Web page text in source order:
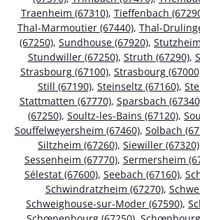
Traenheim (67310), Tieffenbach
Thal-Marmoutier (67440), Thal-
(67250), Sundhouse (67920),
Stundwiller (67250), Struth (67290),
Strasbourg (67100), Strasbourg
Still (67190), Steinseltz (67160),
Stattmatten (67770), Sparsbach
(67250), Soultz-les-Bains (67120),
Souffelweyersheim (67460), Solbach
Siltzheim (67260), Siewiller (67320)
Sessenheim (67770), Sermersheim
Sélestat (67600), Seebach (67160),
Schwindratzheim (67270),
Schweighouse-sur-Moder (67590),